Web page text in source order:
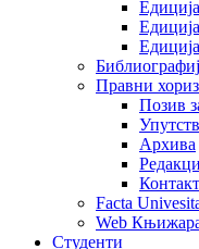
Правни
Позив
Архива
Контакт
Facta
Web
Студенти